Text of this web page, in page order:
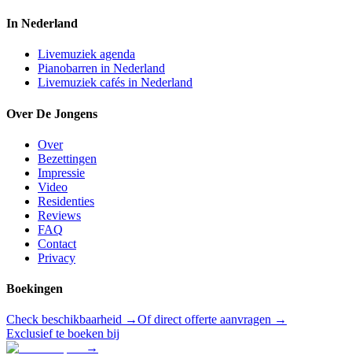
In Nederland
Livemuziek agenda
Pianobarren in Nederland
Livemuziek cafés in Nederland
Over De Jongens
Over
Bezettingen
Impressie
Video
Residenties
Reviews
FAQ
Contact
Privacy
Boekingen
Check beschikbaarheid →Of direct offerte aanvragen →
Exclusief te boeken bij
→